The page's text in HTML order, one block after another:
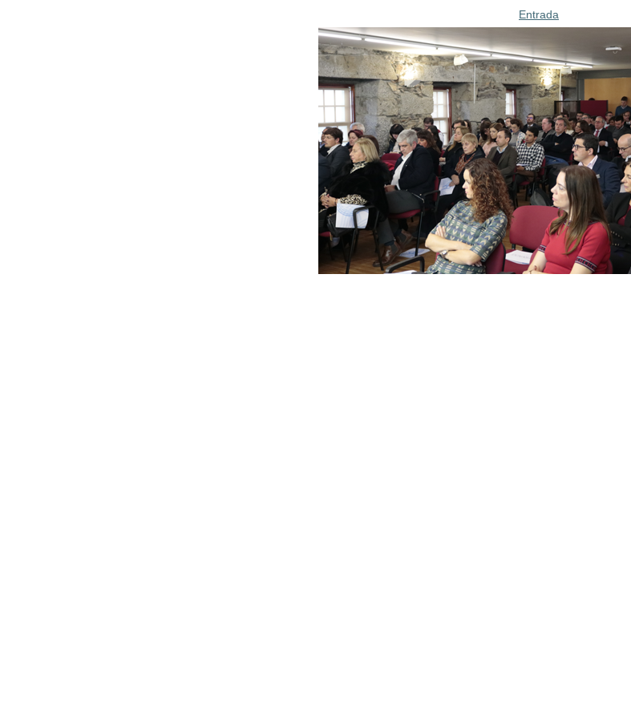
Entrada